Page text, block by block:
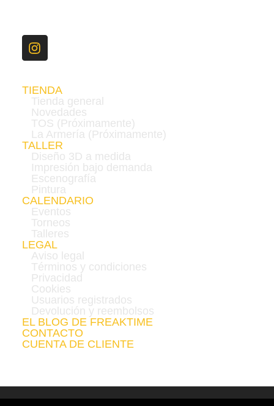
TIENDA
Tienda general
Novedades
TOS (Próximamente)
La Armería (Próximamente)
TALLER
Diseño 3D a medida
Impresión bajo demanda
Escenografía
Pintura
CALENDARIO
Eventos
Torneos
Talleres
LEGAL
Aviso legal
Términos y condiciones
Privacidad
Cookies
Usuarios registrados
Devolución y reembolsos
EL BLOG DE FREAKTIME
CONTACTO
CUENTA DE CLIENTE